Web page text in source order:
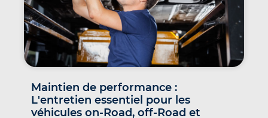
Maintien de performance :
L'entretien essentiel pour les
véhicules on-Road, off-Road et